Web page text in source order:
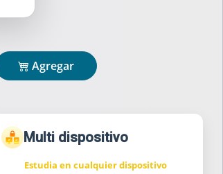
Agregar
Multi dispositivo
Estudia en cualquier dispositivo